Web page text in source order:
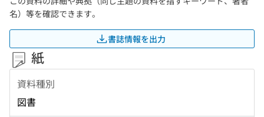
名）等を確認できます。
書誌情報を出力
紙
資料種別
図書